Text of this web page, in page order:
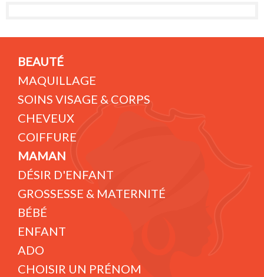
BEAUTÉ
MAQUILLAGE
SOINS VISAGE & CORPS
CHEVEUX
COIFFURE
MAMAN
DÉSIR D'ENFANT
GROSSESSE & MATERNITÉ
BÉBÉ
ENFANT
ADO
CHOISIR UN PRÉNOM